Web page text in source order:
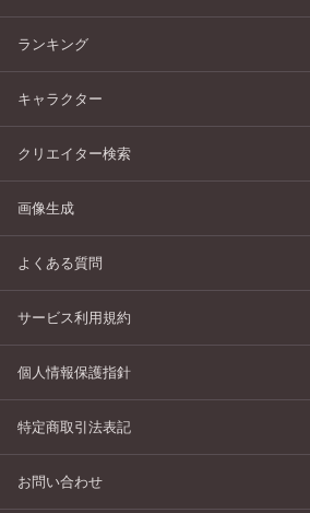
ランキング
キャラクター
クリエイター検索
画像生成
よくある質問
サービス利用規約
個人情報保護指針
特定商取引法表記
お問い合わせ